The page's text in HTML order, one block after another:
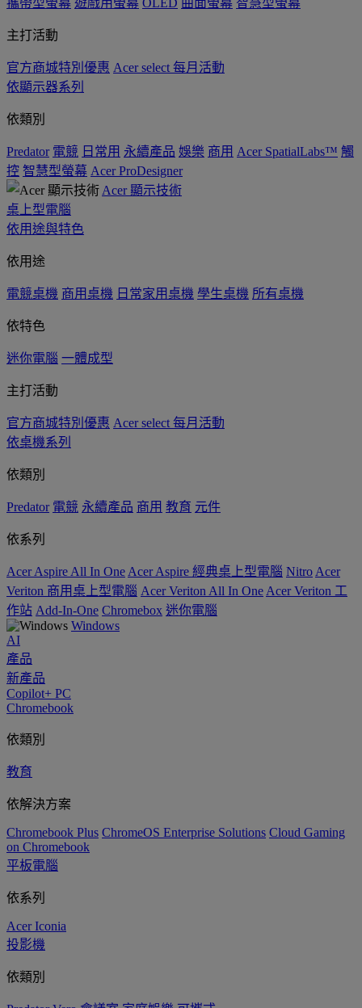
攜帶型螢幕 遊戲用螢幕 OLED 曲面螢幕 智慧型螢幕
主打活動
官方商城特別優惠 Acer select 每月活動
依顯示器系列
依類別
Predator 電競 日常用 永續產品 娛樂 商用 Acer SpatialLabs™ 觸
控 智慧型螢幕 Acer ProDesigner
Acer 顯示技術
桌上型電腦
依用途與特色
依用途
電競桌機 商用桌機 日常家用桌機 學生桌機 所有桌機
依特色
迷你電腦 一體成型
主打活動
官方商城特別優惠 Acer select 每月活動
依桌機系列
依類別
Predator 電競 永續產品 商用 教育 元件
依系列
Acer Aspire All In One Acer Aspire 經典桌上型電腦 Nitro Acer
Veriton 商用桌上型電腦 Acer Veriton All In One Acer Veriton 工
作站 Add-In-One Chromebox 迷你電腦
Windows
AI
產品
新產品
Copilot+ PC
Chromebook
依類別
教育
依解決方案
Chromebook Plus ChromeOS Enterprise Solutions Cloud Gaming
on Chromebook
平板電腦
依系列
Acer Iconia
投影機
依類別